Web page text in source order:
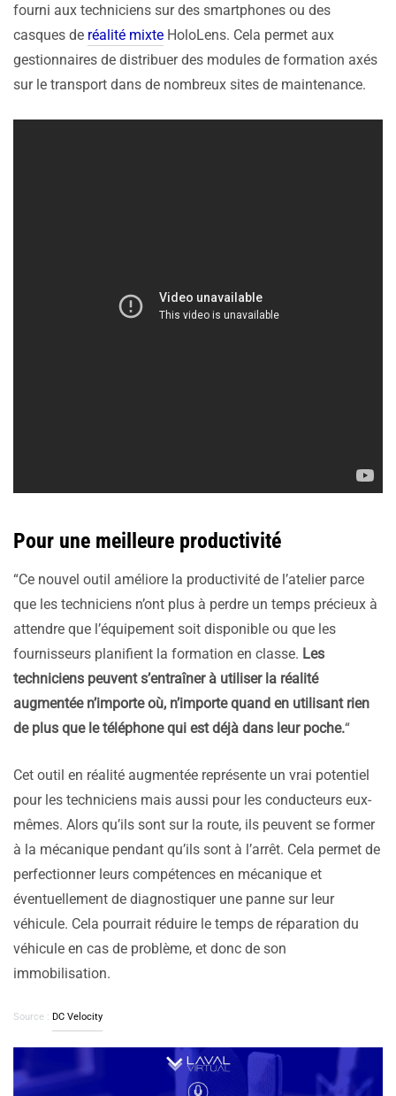
fourni aux techniciens sur des smartphones ou des
casques de réalité mixte HoloLens. Cela permet aux
gestionnaires de distribuer des modules de formation axés
sur le transport dans de nombreux sites de maintenance.
Pour une meilleure productivité
“Ce nouvel outil améliore la productivité de l’atelier parce
que les techniciens n’ont plus à perdre un temps précieux à
attendre que l’équipement soit disponible ou que les
fournisseurs planifient la formation en classe. Les
techniciens peuvent s’entraîner à utiliser la réalité
augmentée n’importe où, n’importe quand en utilisant rien
de plus que le téléphone qui est déjà dans leur poche.“
Cet outil en réalité augmentée représente un vrai potentiel
pour les techniciens mais aussi pour les conducteurs eux-
mêmes. Alors qu’ils sont sur la route, ils peuvent se former
à la mécanique pendant qu’ils sont à l’arrêt. Cela permet de
perfectionner leurs compétences en mécanique et
éventuellement de diagnostiquer une panne sur leur
véhicule. Cela pourrait réduire le temps de réparation du
véhicule en cas de problème, et donc de son
immobilisation.
Source : DC Velocity